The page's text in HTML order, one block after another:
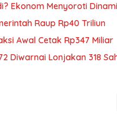
Ekonom Menyoroti
Raup Rp40 Triliun
Awal Cetak Rp347 Miliar
Diwarnai Lonjakan 318